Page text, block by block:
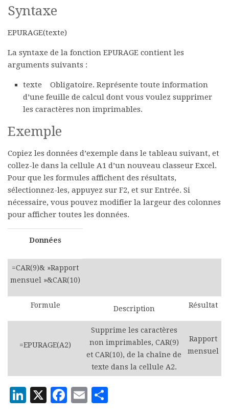
Syntaxe
EPURAGE(texte)
La syntaxe de la fonction EPURAGE contient les
arguments suivants :
texte Obligatoire. Représente toute information
d’une feuille de calcul dont vous voulez supprimer
les caractères non imprimables.
Exemple
Copiez les données d’exemple dans le tableau suivant, et
collez-le dans la cellule A1 d’un nouveau classeur Excel.
Pour que les formules affichent des résultats,
sélectionnez-les, appuyez sur F2, et sur Entrée. Si
nécessaire, vous pouvez modifier la largeur des colonnes
pour afficher toutes les données.
Données
=CAR(9)& »Rapport
mensuel »&CAR(10)
Formule Description Résultat
=EPURAGE(A2)
Supprime les caractères
non imprimables, CAR(9)
et CAR(10), de la chaîne de
texte dans la cellule A2.
Rapport
mensuel
LinkedIn
X Facebook
Email